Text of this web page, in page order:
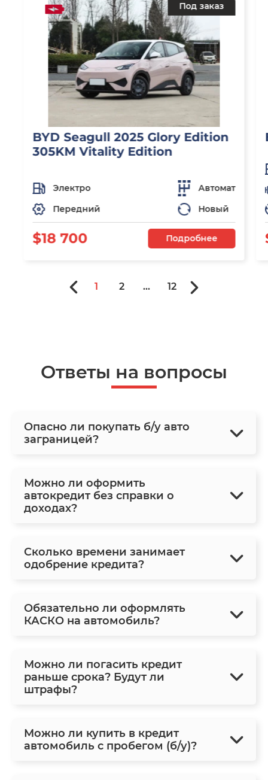
Под заказ
BYD Seagull 2025 Glory Edition
305KM Vitality Edition
Электро
Автомат
Передний
Новый
$18 700 Подробнее
1 2 ... 12
Ответы на вопросы
Опасно ли покупать б/у авто
заграницей?
Можно ли оформить
автокредит без справки о
доходах?
Сколько времени занимает
одобрение кредита?
Обязательно ли оформлять
КАСКО на автомобиль?
Можно ли погасить кредит
раньше срока? Будут ли
штрафы?
Можно ли купить в кредит
автомобиль с пробегом (б/у)?